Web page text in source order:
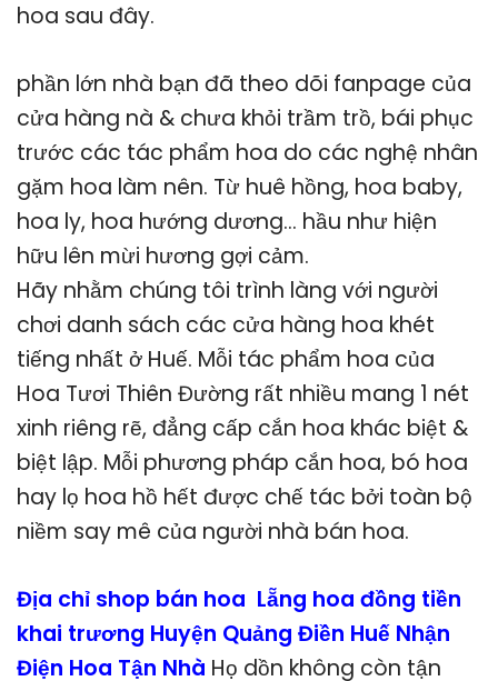
hoa sau đây.
phần lớn nhà bạn đã theo dõi fanpage của
cửa hàng nà & chưa khỏi trầm trồ, bái phục
trước các tác phẩm hoa do các nghệ nhân
gặm hoa làm nên. Từ huê hồng, hoa baby,
hoa ly, hoa hướng dương… hầu như hiện
hữu lên mừi hương gợi cảm.
Hãy nhằm chúng tôi trình làng với người
chơi danh sách các cửa hàng hoa khét
tiếng nhất ở Huế. Mỗi tác phẩm hoa của
Hoa Tươi Thiên Đường rất nhiều mang 1 nét
xinh riêng rẽ, đẳng cấp cắn hoa khác biệt &
biệt lập. Mỗi phương pháp cắn hoa, bó hoa
hay lọ hoa hồ hết được chế tác bởi toàn bộ
niềm say mê của người nhà bán hoa.
Địa chỉ shop bán hoa Lẵng hoa đồng tiền
khai trương Huyện Quảng Điền Huế Nhận
Điện Hoa Tận Nhà Họ dồn không còn tận